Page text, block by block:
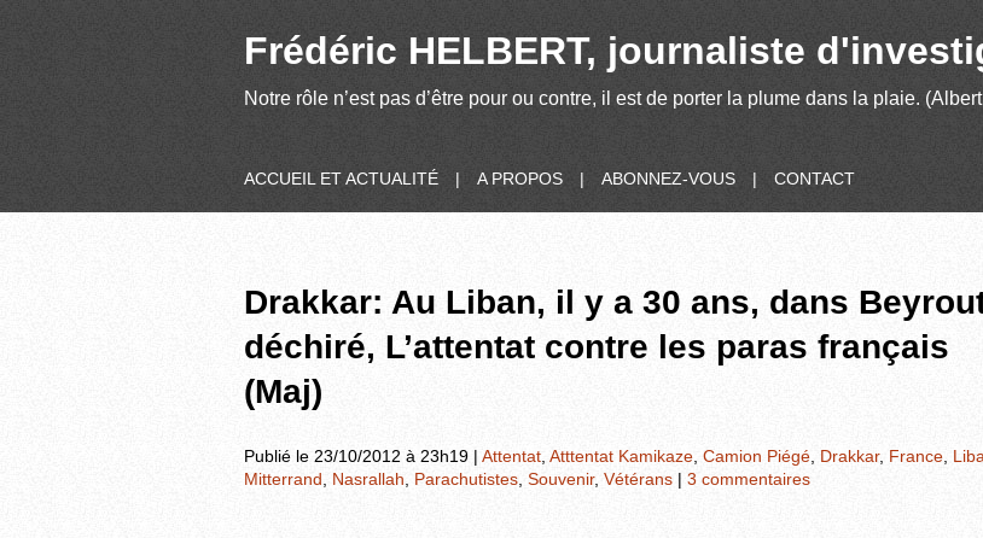
Frédéric HELBERT, journaliste
Notre rôle n’est pas d’être pour ou contre, il est de porter la plume dans la plaie.
ACCUEIL ET ACTUALITÉ | A PROPOS | ABONNEZ-VOUS | CONTACT
Drakkar: Au Liban, il y a 30 ans, dans
déchiré, L’attentat contre les paras français
(Maj)
Publié le 23/10/2012 à 23h19 | Attentat Atttentat Kamikaze Camion Piégé Drakkar, France
Mitterrand
Nasrallah Parachutistes Souvenir, Vétérans | 3 commentaires